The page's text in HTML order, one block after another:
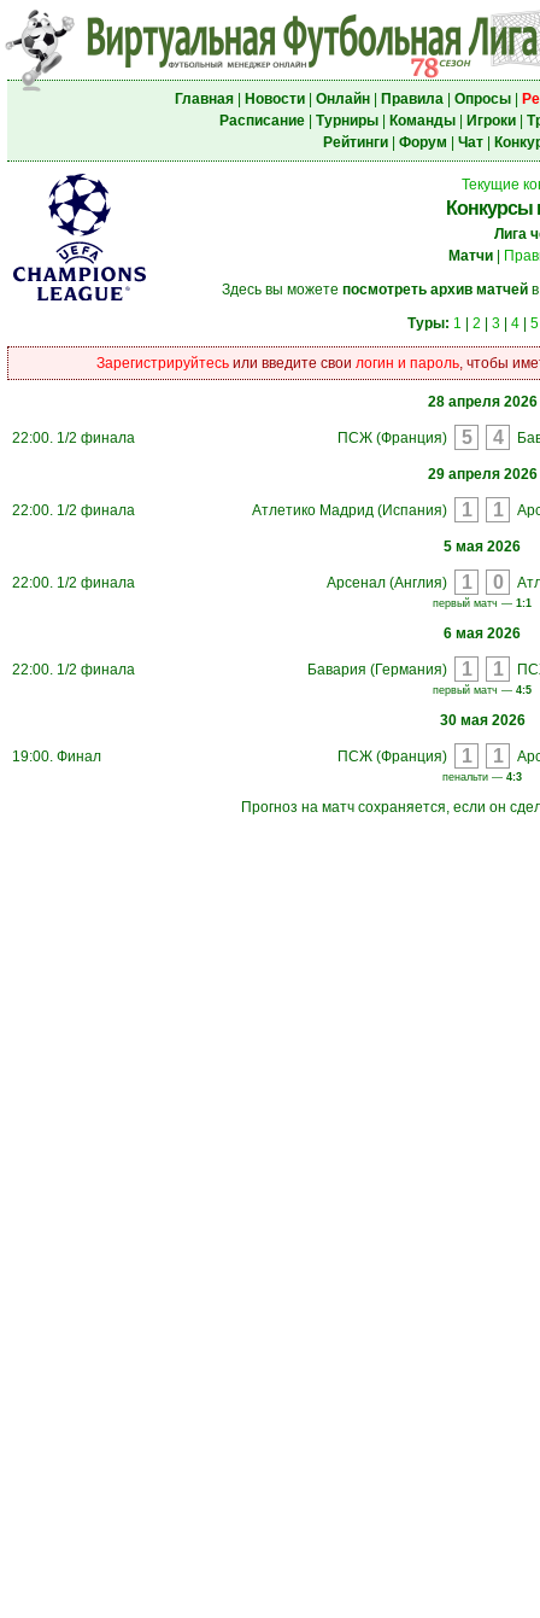
Главная| Новости| Онлайн| Правила| Опросы|
Расписание| Турниры| Команды| Игроки|
Рейтинги| Форум Чат|
Текущие
Конкурсы
Лига
Матчи
Здесь вы можете посмотреть архив матчей
Туры: 1 2 3| 4| 5
Зарегистрируйтесь или введите свои логин и пароль, чтобы
28 апреля 2026
22:00. 1/2 финала ПСЖ (Франция)
29 апреля 2026
22:00. 1/2 финала Атлетико Мадрид (Испания)
5 мая 2026
22:00. 1/2 финала Арсенал (Англия)
первый матч — 1:1
6 мая 2026
22:00. 1/2 финала Бавария (Германия)
первый матч — 4:5
30 мая 2026
19:00. Финал ПСЖ (Франция)
пенальти — 4:3
Прогноз на матч сохраняется, если он